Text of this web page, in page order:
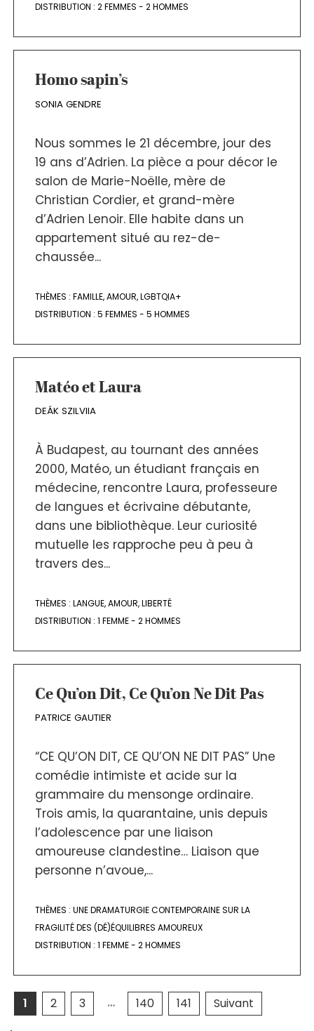
DISTRIBUTION : 2 FEMMES - 2 HOMMES
Homo sapin’s
SONIA GENDRE
Nous sommes le 21 décembre, jour des
19 ans d’Adrien. La pièce a pour décor le
salon de Marie-Noëlle, mère de
Christian Cordier, et grand-mère
d’Adrien Lenoir. Elle habite dans un
appartement situé au rez-de-
chaussée...
THÈMES : FAMILLE,AMOUR,LGBTQIA+
DISTRIBUTION : 5 FEMMES - 5 HOMMES
Matéo et Laura
DEÁK SZILVIIA
À Budapest, au tournant des années
2000, Matéo, un étudiant français en
médecine, rencontre Laura, professeure
de langues et écrivaine débutante,
dans une bibliothèque. Leur curiosité
mutuelle les rapproche peu à peu à
travers des...
THÈMES : LANGUE,AMOUR,LIBERTÉ
DISTRIBUTION : 1 FEMME - 2 HOMMES
Ce Qu’on Dit, Ce Qu’on Ne Dit Pas
PATRICE GAUTIER
“CE QU’ON DIT, CE QU’ON NE DIT PAS” Une
comédie intimiste et acide sur la
grammaire du mensonge ordinaire.
Trois amis, la quarantaine, unis depuis
l’adolescence par une liaison
amoureuse clandestine… Liaison que
personne n’avoue,...
THÈMES : UNE DRAMATURGIE CONTEMPORAINE SUR LA
FRAGILITÉ DES (DÉ)ÉQUILIBRES AMOUREUX
DISTRIBUTION : 1 FEMME - 2 HOMMES
1 2 3 … 140 141 Suivant